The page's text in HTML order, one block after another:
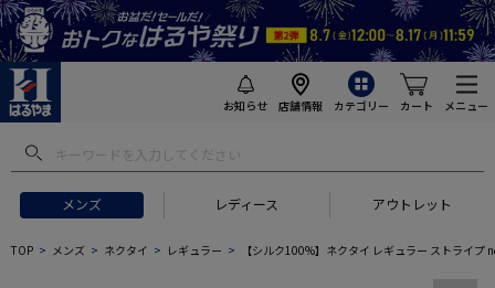
お知らせ 店舗情報 カテゴリー カート メニュー
メンズ レディース アウトレット
TOP メンズ ネクタイ レギュラー 【シルク100%】ネクタイ レギュラー ストライ